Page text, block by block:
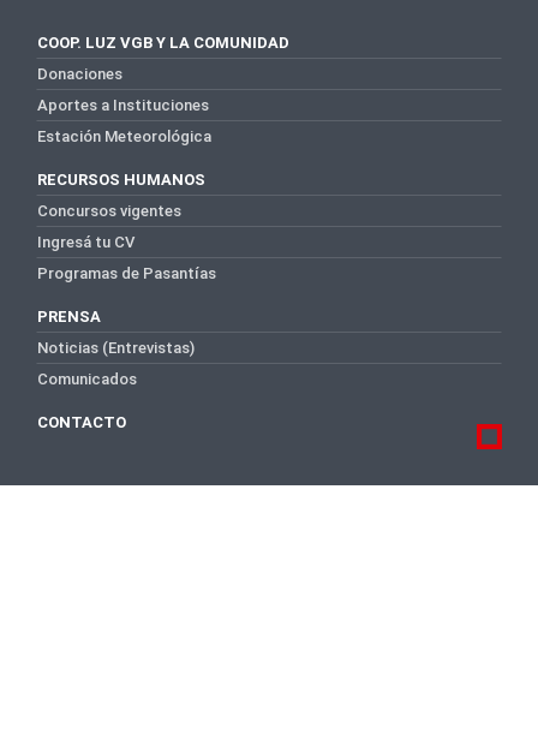
COOP. LUZ VGB Y LA COMUNIDAD
Donaciones
Aportes a Instituciones
Estación Meteorológica
RECURSOS HUMANOS
Concursos vigentes
Ingresá tu CV
Programas de Pasantías
PRENSA
Noticias (Entrevistas)
Comunicados
CONTACTO